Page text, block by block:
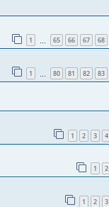
1 65 66 67 68
1 80 81 82 83
1 2 3 4
1 2
1 2 3